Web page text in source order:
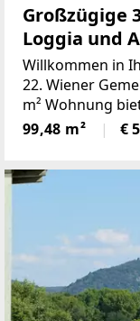
Großzügige
Loggia und
Willkommen in
22. Wiener
m² Wohnung
begehrt –
Lage. Die
99,48 m² €